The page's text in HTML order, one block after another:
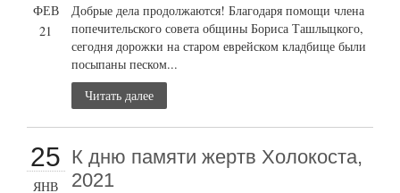
ФЕВ
21
Добрые дела продолжаются! Благодаря помощи члена
попечительского совета общины Бориса Ташлыцкого,
сегодня дорожки на старом еврейском кладбище были
посыпаны песком...
Читать далее
25
ЯНВ
К дню памяти жертв Холокоста,
2021